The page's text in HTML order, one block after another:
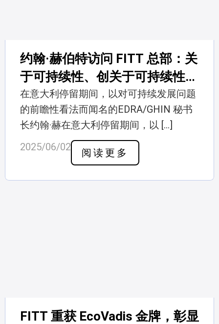
约翰·赫伯特访问 FITT 总部：关
于可持续性、创关于可持续性、
创关于可持续性、创关于可持续
性、创关于可持续性、创关于可
持续性、创关于可持续性、创
在意大利停留期间，以对可持续发展问题
的前瞻性看法而闻名的EDRA/GHIN 秘书
长约翰·赫在意大利停留期间，以 […]
2025/06/02
阅读更多
FITT 重获 EcoVadis 金牌，彰显